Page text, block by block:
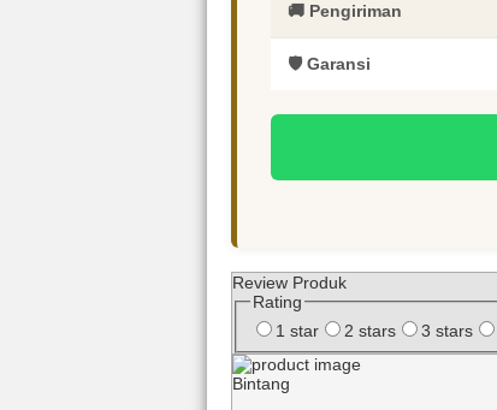
🚚 Pengiriman
🛡️ Garansi
Review Produk
Rating
1 star
2 stars 3 stars
Bintang